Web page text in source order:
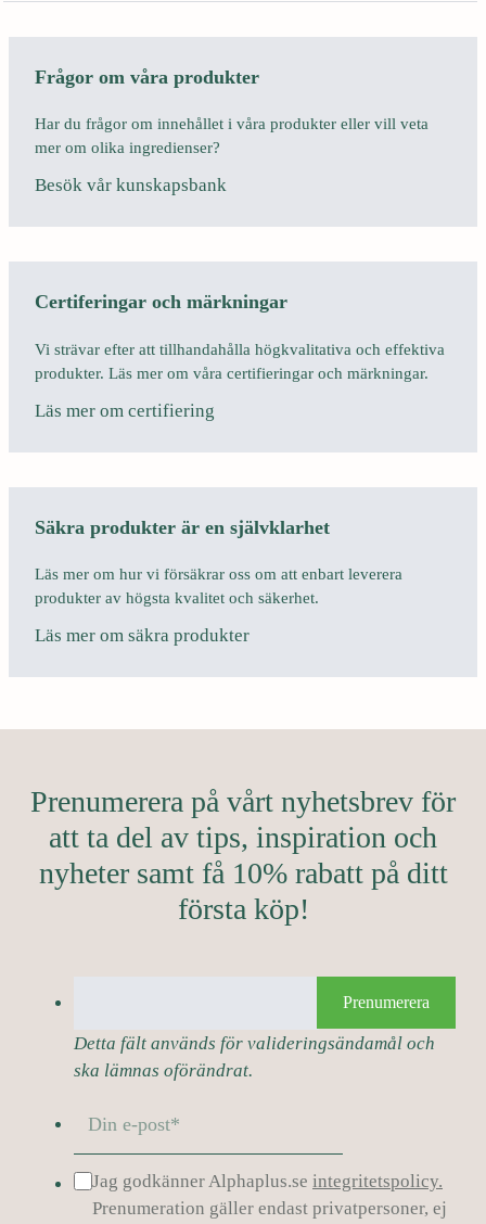
Frågor om våra produkter
Har du frågor om innehållet i våra produkter eller vill veta
mer om olika ingredienser?
Besök vår kunskapsbank
Certiferingar och märkningar
Vi strävar efter att tillhandahålla högkvalitativa och effektiva
produkter. Läs mer om våra certifieringar och märkningar.
Läs mer om certifiering
Säkra produkter är en självklarhet
Läs mer om hur vi försäkrar oss om att enbart leverera
produkter av högsta kvalitet och säkerhet.
Läs mer om säkra produkter
Prenumerera på vårt nyhetsbrev för
att ta del av tips, inspiration och
nyheter samt få 10% rabatt på ditt
första köp!
Detta fält används för valideringsändamål och
ska lämnas oförändrat.
Jag godkänner Alphaplus.se integritetspolicy.
Prenumeration gäller endast privatpersoner, ej
Prenumerera